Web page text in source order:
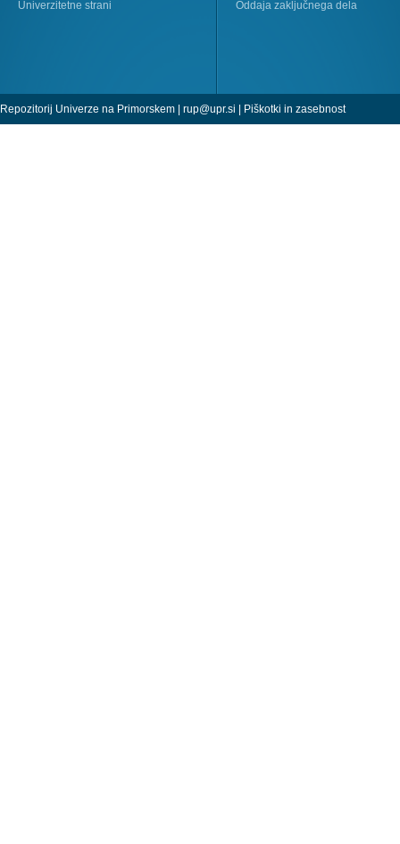
Univerzitetne strani Oddaja zaključnega dela
Repozitorij Univerze na Primorskem | rup@upr.si | Piškotki in zasebnost